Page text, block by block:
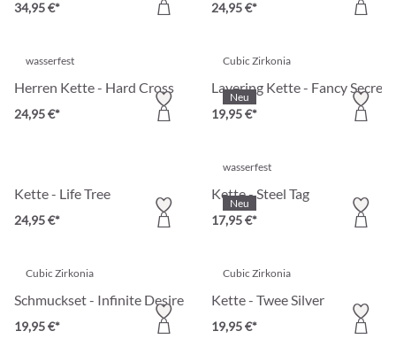
34,95 €* 24,95 €*
wasserfest
Herren Kette - Hard Cross
24,95 €*
Neu
Cubic Zirkonia
Layering Kette - Fancy Secret
19,95 €*
Kette - Life Tree
24,95 €*
Neu
wasserfest
Kette - Steel Tag
17,95 €*
Cubic Zirkonia
Schmuckset - Infinite Desire
19,95 €*
Cubic Zirkonia
Kette - Twee Silver
19,95 €*